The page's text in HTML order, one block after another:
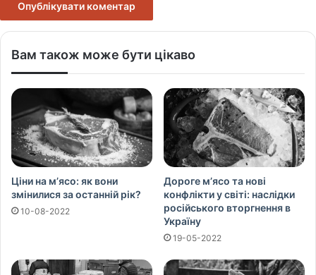
Вам також може бути цікаво
Ціни на м’ясо: як вони
змінилися за останній рік?
10-08-2022
Дороге м’ясо та нові
конфлікти у світі: наслідки
російського вторгнення в
Україну
19-05-2022